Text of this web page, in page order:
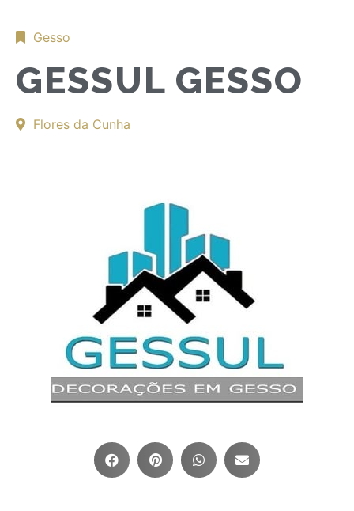
Gesso
GESSUL GESSO
Flores da Cunha